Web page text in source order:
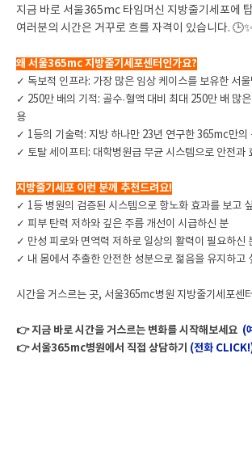
지금 바로 서울365mc 타임머신 지방줄기세포에
여러분의 시간은 거꾸로 흐를 자격이 있습니다. 🕒✨
왜 서울365mc 지방줄기세포센터인가요?
✓ 독보적 인프라: 가장 많은 임상 케이스를 보유한 서울
✓ 250만 배의 기적: 골수·혈액 대비 최대 250만 배 많
용
✓ 1등의 기술력: 지방 하나만 23년 연구한 365mc만의
✓ 토탈 세이프티: 대학병원급 무균 시스템으로 안전과
지방줄기세포 이런 분께 추천드려요!
✓ 1등 병원의 검증된 시스템으로 항노화 효과를 보고
✓ 피부 탄력 저하와 깊은 주름 개선이 시급하신 분
✓ 만성 피로와 면역력 저하로 일상의 활력이 필요하신
✓ 내 몸에서 추출한 안전한 성분으로 젊음을 유지하고
시간을 거스르는 곳, 서울365mc병원 지방줄기세포센터
👉 지금 바로 시간을 거스르는 변화를 시작해보세요 (
👉 서울365mc병원에서 직접 상담하기 (전화